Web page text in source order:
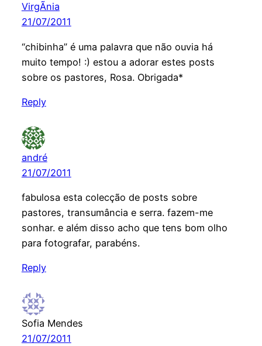
VirgÃ­nia
21/07/2011
“chibinha” é uma palavra que não ouvia há
muito tempo! :) estou a adorar estes posts
sobre os pastores, Rosa. Obrigada*
Reply
andré
21/07/2011
fabulosa esta colecção de posts sobre
pastores, transumância e serra. fazem-me
sonhar. e além disso acho que tens bom olho
para fotografar, parabéns.
Reply
Sofia Mendes
21/07/2011